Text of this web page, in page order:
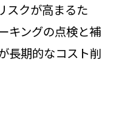
スクが高まるた
キングの点検と補
長期的なコスト削